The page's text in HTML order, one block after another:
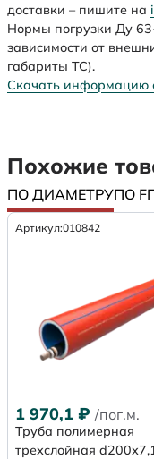
доставки – пишите на
Нормы погрузки Ду
зависимости от
габариты ТС).
Скачать информацию
Похожие
ПО ДИАМЕТРУПО F
Артикул:010842
1 970,1 ₽ /пог.м.
Труба полимерная
трехслойная